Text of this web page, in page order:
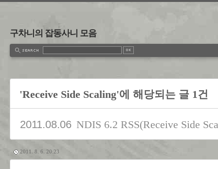
구차니의 잡동사니 모음
'Receive Side Scaling'에 해당되는 글 1건
2011.08.06 NDIS 6.2 RSS(Receive Side
2011. 8. 6. 20:23